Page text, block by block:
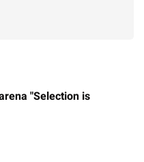
"Selection is